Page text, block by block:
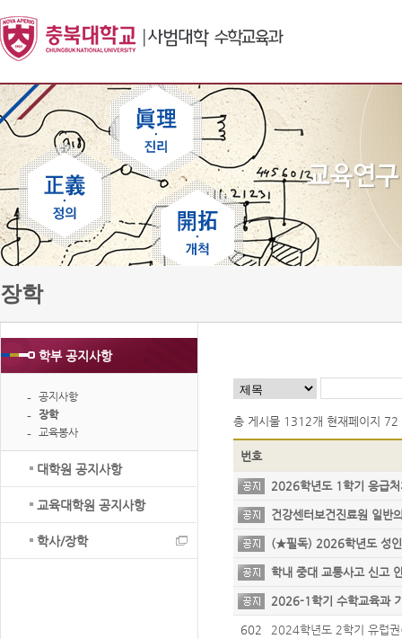
학부 공지사항
공지사항
장학
교육봉사
대학원 공지사항
교육대학원 공지사항
학사/장학
장학
총 게시물 1312개 현재페이지 72
번호
2026학년도 1학기 응급
건강센터보건진료원 일
(★필독) 2026학년도 성
학내 중대 교통사고 신고
2026-1학기 수학교육과
원 프로그램 신청 안내
602
2024학년도 2학기 유럽